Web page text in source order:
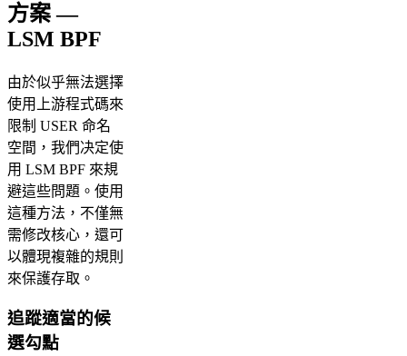
方案 —
LSM BPF
由於似乎無法選擇
使用上游程式碼來
限制 USER 命名
空間，我們决定使
用 LSM BPF 來規
避這些問題。使用
這種方法，不僅無
需修改核心，還可
以體現複雜的規則
來保護存取。
追蹤適當的候
選勾點